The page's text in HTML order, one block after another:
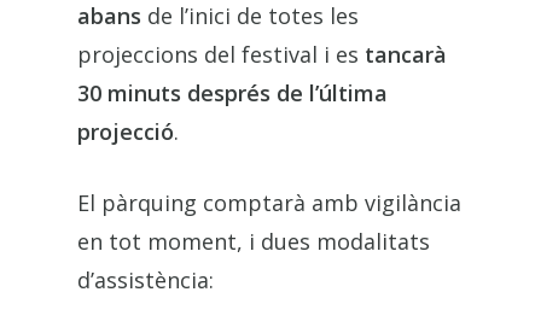
abans de l’inici de totes les
projeccions del festival i es tancarà
30 minuts després de l’última
projecció.
El pàrquing comptarà amb vigilància
en tot moment, i dues modalitats
d’assistència: